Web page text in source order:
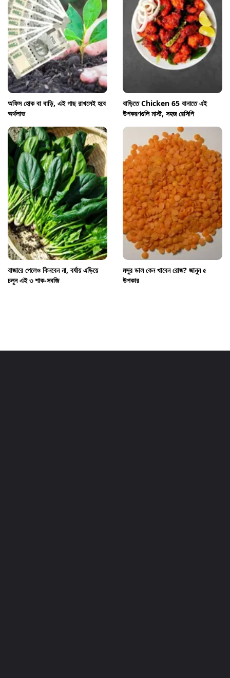
অফিস হোক বা বাড়ি, এই গাছ রাখলেই হবে
অর্থলাভ
বাড়িতে Chicken 65 বানাতে এই
উপকরণগুলি মাস্ট, সহজ রেসিপি
বাজারে পেলেও কিনবেন না, বর্ষায় এড়িয়ে
চলুন এই ৩ শাক-সবজি
মসুর ডাল কেন খাবেন রোজ? জানুন ৫
উপকার